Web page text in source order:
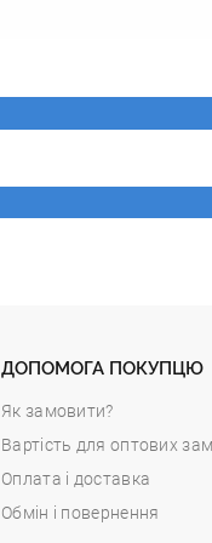
ДОПОМОГА ПОКУПЦЮ
Як замовити?
Вартість для оптових
Оплата і доставка
Обмін і повернення